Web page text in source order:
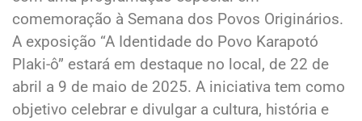
comemoração à Semana dos Povos Originários.
A exposição “A Identidade do Povo Karapotó
Plaki-ô” estará em destaque no local, de 22 de
abril a 9 de maio de 2025. A iniciativa tem como
objetivo celebrar e divulgar a cultura, história e